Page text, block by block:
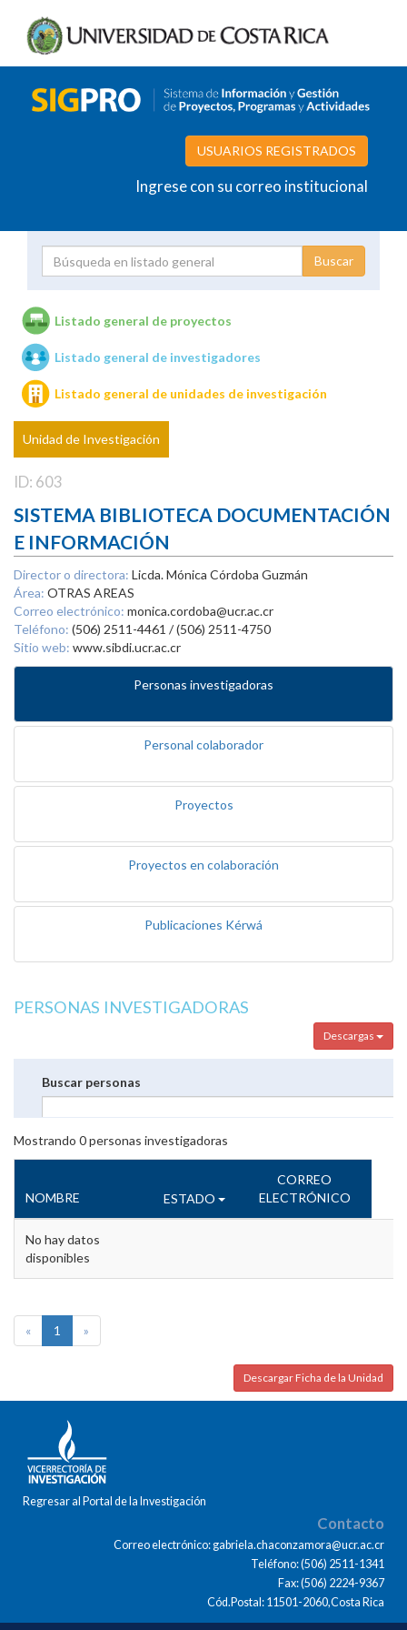
USUARIOS REGISTRADOS
Ingrese con su correo institucional
Unidades de investigación
Listado general de proyectos
Listado general de investigadores
Listado general de unidades de investigación
Unidad de Investigación
ID: 603
SISTEMA BIBLIOTECA DOCUMENTACIÓN
E INFORMACIÓN
Director o directora: Licda. Mónica Córdoba Guzmán
Área: OTRAS AREAS
Correo electrónico: monica.cordoba@ucr.ac.cr
Teléfono: (506) 2511-4461 / (506) 2511-4750
Sitio web: www.sibdi.ucr.ac.cr
Personas investigadoras
Personal colaborador
Proyectos
Proyectos en colaboración
Publicaciones Kérwá
PERSONAS INVESTIGADORAS
Descargas
Buscar personas
Mostrando 0personas investigadoras
NOMBRE ESTADO
CORREO
ELECTRÓNICO
No hay datos
disponibles
« 1 »
Descargar Ficha de la Unidad
Regresar al Portal de la Investigación
Contacto
Correo electrónico: gabriela.chaconzamora@ucr.ac.cr
Teléfono: (506) 2511-1341
Fax: (506) 2224-9367
Cód.Postal: 11501-2060,Costa Rica